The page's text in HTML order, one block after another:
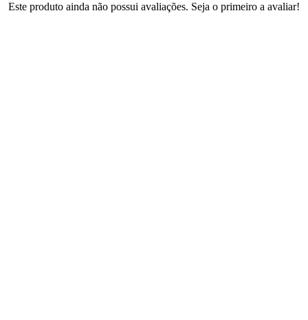
Este produto ainda não possui avaliações. Seja o primeiro a avaliar!